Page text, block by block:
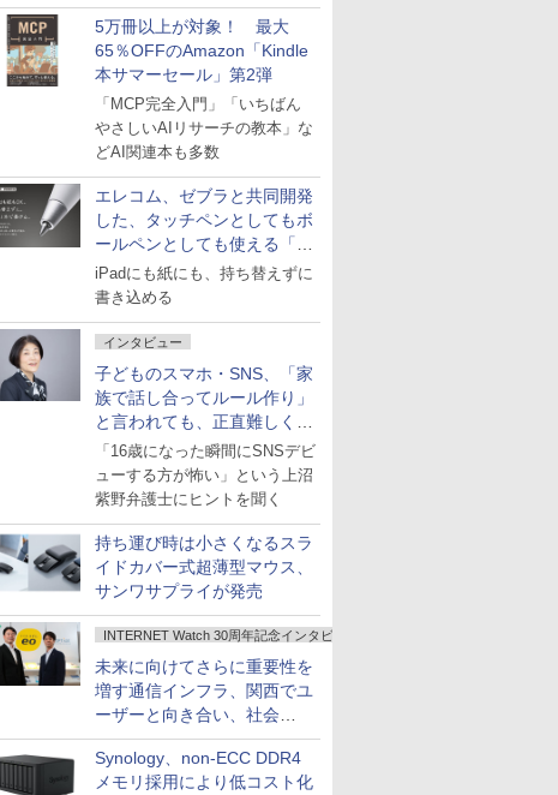
5万冊以上が対象！ 最大
65％OFFのAmazon「Kindle
本サマーセール」第2弾
「MCP完全入門」「いちばん
やさしいAIリサーチの教本」な
どAI関連本も多数
エレコム、ゼブラと共同開発
した、タッチペンとしてもボ
ールペンとしても使える「ス
タイラスツーウェイ」発売
iPadにも紙にも、持ち替えずに
書き込める
インタビュー
子どものスマホ・SNS、「家
族で話し合ってルール作り」
と言われても、正直難しくな
いですか？
「16歳になった瞬間にSNSデビ
ューする方が怖い」という上沼
紫野弁護士にヒントを聞く
持ち運び時は小さくなるスラ
イドカバー式超薄型マウス、
サンワサプライが発売
INTERNET Watch 30周年記念インタビュー
未来に向けてさらに重要性を
増す通信インフラ、関西でユ
ーザーと向き合い、社会
の“あたらしい”を起動し続け
る～オプテージ
Synology、non-ECC DDR4
メモリ採用により低コスト化